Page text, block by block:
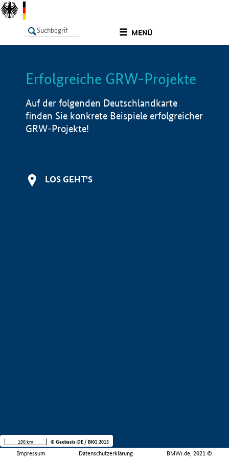
MENÜ
LISTE Info
Erfolgreiche GRW-Projekte
Auf der folgenden Deutschlandkarte
finden Sie konkrete Beispiele erfolgreicher
GRW-Projekte!
LOS GEHT'S
Impressum Datenschutzerklärung BMWi.de, 2021 ©
100 km © Geobasis-DE / BKG 2015